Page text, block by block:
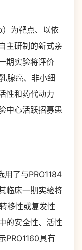
）为靶点、以依
主研制的新式亲
期实验将评价
腺癌、非小细
性和药代动力
中心活跃招募患
用了与PRO1184
临床一期实验将
移性或复发性
的安全性、活性
PRO1160具有